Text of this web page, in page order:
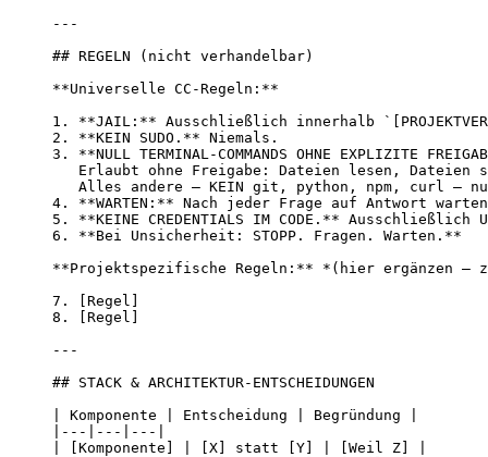
---
## REGELN (nicht verhandelbar)
**Universelle CC-Regeln: **
1.
**JAIL: ** Ausschließlich innerhalb
2.
**KEIN SUDO. ** Niemals.
3.
**NULL TERMINAL-COMMANDS OHNE EXPLIZITE
Erlaubt ohne Freigabe: Dateien lesen, Dateien
Alles andere — KEIN git, python, npm, curl —
4.
**WARTEN: ** Nach jeder Frage auf Antwort
5.
**KEINE CREDENTIALS IM CODE. ** Ausschließlich
6.
**Bei Unsicherheit: STOPP. Fragen. Warten. **
**Projektspezifische Regeln: ** * (hier ergänzen —
7.
[Regel ]
8.
[Regel ]
---
## STACK & ARCHITEKTUR-ENTSCHEIDUNGEN
| Komponente | Entscheidung | Begründung |
|---|---|---|
| [Komponente ] | [X] statt [Y] | [Weil Z] |